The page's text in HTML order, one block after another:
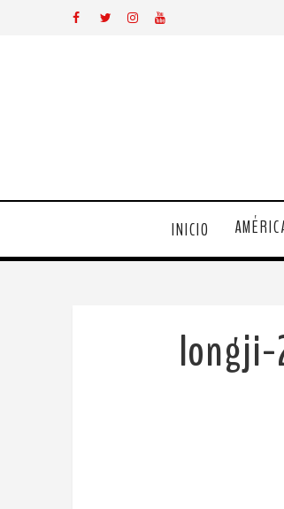
INICIO
longji-